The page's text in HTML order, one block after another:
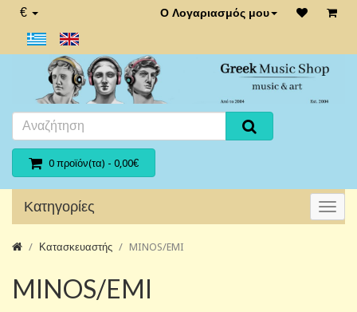
€ Ο Λογαριασμός μου
0 προϊόν(τα) - 0,00€
Κατηγορίες
Κατασκευαστής MINOS/EMI
MINOS/EMI